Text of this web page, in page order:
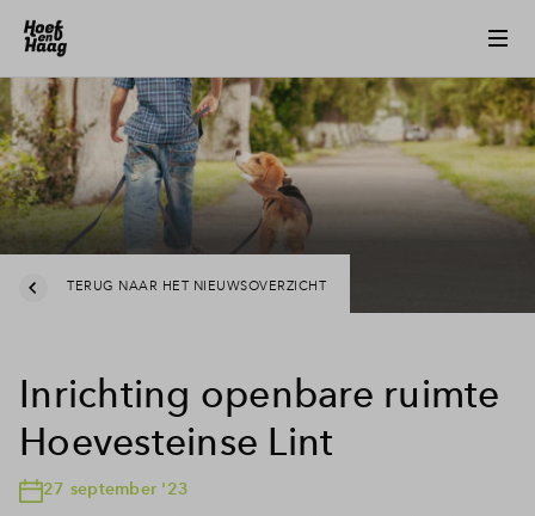
TERUG NAAR HET NIEUWSOVERZICHT
Inrichting openbare ruimte
Hoevesteinse Lint
27 september '23